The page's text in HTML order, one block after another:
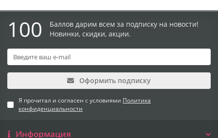
100
Баллов дарим всем за подписку на новости!
Новинки, скидки, акции.
Оформить подписку
Я прочитал и согласен с условиями Политика
конфиденциальности
Информация